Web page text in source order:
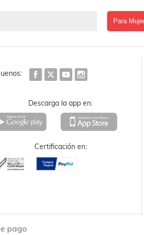
Para
Descarga la app en:
Certificación en:
pago